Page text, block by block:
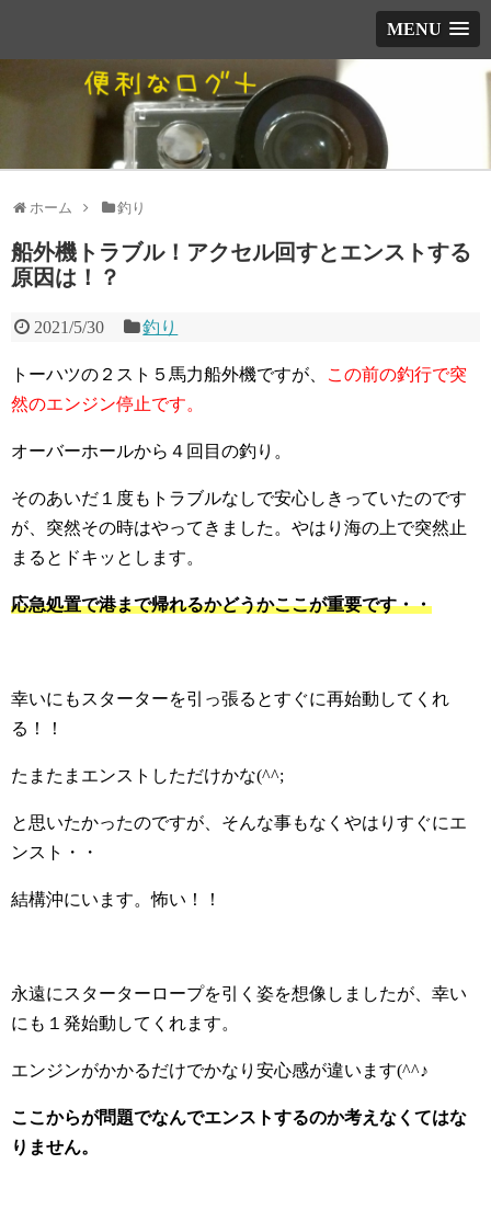
MENU
ホーム 釣り
船外機トラブル！アクセル回すとエンストする
原因は！？
2021/5/30 釣り
トーハツの２スト５馬力船外機ですが、
この前の釣行で突
然のエンジン停止です。
オーバーホールから４回目の釣り。
そのあいだ１度もトラブルなしで安心しきっていたのです
が、突然その時はやってきました。やはり海の上で突然止
まるとドキッとします。
応急処置で港まで帰れるかどうかここが重要です・・
幸いにもスターターを引っ張るとすぐに再始動してくれ
る！！
たまたまエンストしただけかな(^^;
と思いたかったのですが、そんな事もなくやはりすぐにエ
ンスト・・
結構沖にいます。怖い！！
永遠にスターターロープを引く姿を想像しましたが、幸い
にも１発始動してくれます。
エンジンがかかるだけでかなり安心感が違います(^^♪
ここからが問題でなんでエンストするのか考えなくてはな
りません。